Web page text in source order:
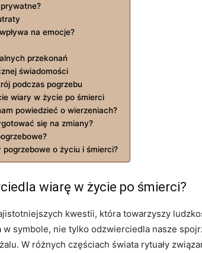
na emocje?
przekonań
świadomości
podczas pogrzebu
wiary w życie po śmierci
powiedzieć o wierzeniach?
się na zmiany?
o życiu i śmierci?
wiarę w życie po śmierci?
kwestii, która towarzyszy
symbole, nie tylko odzwierciedla nasze
W różnych częściach świata rytuały